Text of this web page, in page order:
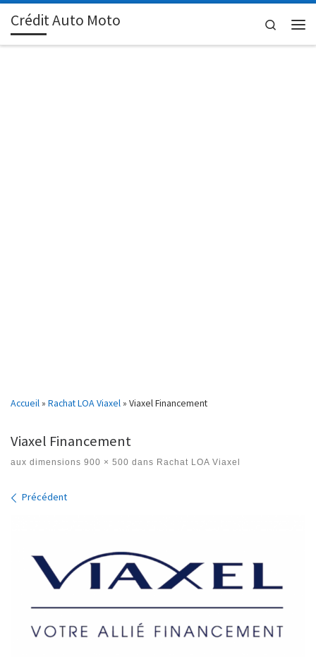
Passer au contenu
Crédit Auto Moto
Search
Accueil» Rachat LOA Viaxel» Viaxel Financement
Viaxel Financement
aux dimensions 900 × 500 dans Rachat LOA Viaxel
Navigation des images
Précédent